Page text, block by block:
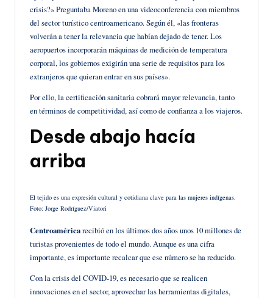
crisis?» Preguntaba Moreno en una videoconferencia con miembros
del sector turístico centroamericano. Según él, «las fronteras
volverán a tener la relevancia que habían dejado de tener. Los
aeropuertos incorporarán máquinas de medición de temperatura
corporal, los gobiernos exigirán una serie de requisitos para los
extranjeros que quieran entrar en sus países».
Por ello, la certificación sanitaria cobrará mayor relevancia, tanto
en términos de competitividad, así como de confianza a los viajeros.
Desde abajo hacía
arriba
El tejido es una expresión cultural y cotidiana clave para las mujeres indígenas.
Foto: Jorge Rodríguez/Viatori
Centroaméricarecibió en los últimos dos años unos 10 millones de
turistas provenientes de todo el mundo. Aunque es una cifra
importante, es importante recalcar que ese número se ha reducido.
Con la crisis del COVID-19, es necesario que se realicen
innovaciones en el sector, aprovechar las herramientas digitales,